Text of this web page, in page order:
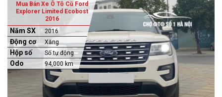
Mua Bán Xe Ô Tô Cũ Ford
Explorer Limited Ecobost
2016
Năm SX 2016
Động cơ Xăng
Hộp số Số tự động
Odo 94,000 km